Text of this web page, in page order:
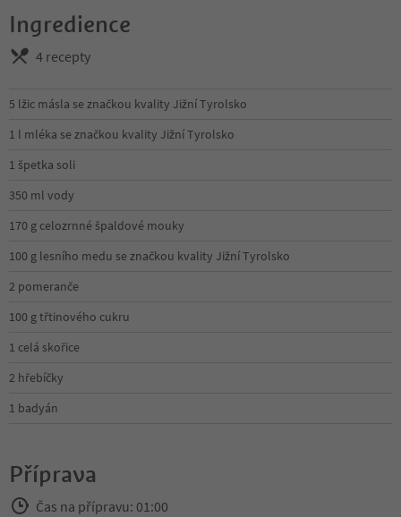
Ingredience
4 recepty
5 lžic másla se značkou kvality Jižní Tyrolsko
1 l mléka se značkou kvality Jižní Tyrolsko
1 špetka soli
350 ml vody
170 g celozrnné špaldové mouky
100 g lesního medu se značkou kvality Jižní Tyrolsko
2 pomeranče
100 g třtinového cukru
1 celá skořice
2 hřebíčky
1 badyán
Příprava
Čas na přípravu: 01:00